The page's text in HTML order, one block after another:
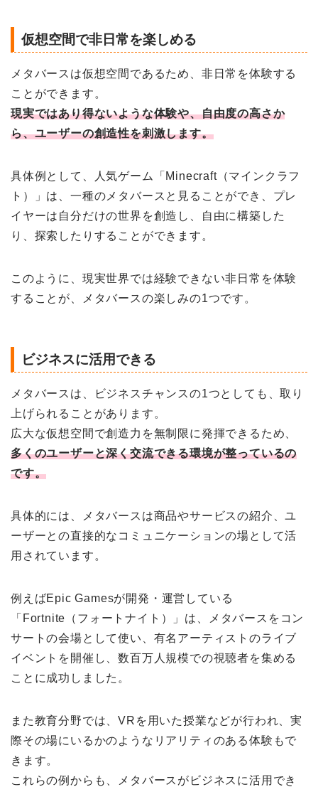
仮想空間で非日常を楽しめる
メタバースは仮想空間であるため、非日常を体験する
ことができます。
現実ではあり得ないような体験や、自由度の高さか
ら、ユーザーの創造性を刺激します。
具体例として、人気ゲーム「Minecraft（マインクラフ
ト）」は、一種のメタバースと見ることができ、プレ
イヤーは自分だけの世界を創造し、自由に構築した
り、探索したりすることができます。
このように、現実世界では経験できない非日常を体験
することが、メタバースの楽しみの1つです。
ビジネスに活用できる
メタバースは、ビジネスチャンスの1つとしても、取り
上げられることがあります。
広大な仮想空間で創造力を無制限に発揮できるため、
多くのユーザーと深く交流できる環境が整っているの
です。
具体的には、メタバースは商品やサービスの紹介、ユ
ーザーとの直接的なコミュニケーションの場として活
用されています。
例えばEpic Gamesが開発・運営している
「Fortnite（フォートナイト）」は、メタバースをコン
サートの会場として使い、有名アーティストのライブ
イベントを開催し、数百万人規模での視聴者を集める
ことに成功しました。
また教育分野では、VRを用いた授業などが行われ、実
際その場にいるかのようなリアリティのある体験もで
きます。
これらの例からも、メタバースがビジネスに活用でき